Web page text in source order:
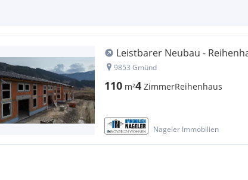
Leistbarer Neubau -
9853 Gmünd
110 m²4 ZimmerReihenhaus
Nageler Immobilien